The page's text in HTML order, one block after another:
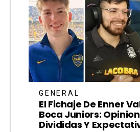
GENERAL
El Fichaje De Enner
Boca Juniors:
Divididas Y